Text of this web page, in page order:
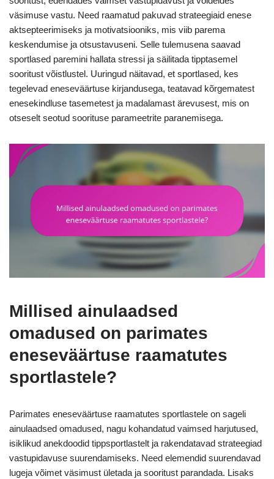
väsimuse vastu. Need raamatud pakuvad strateegiaid enese
aktsepteerimiseks ja motivatsiooniks, mis viib parema
keskendumise ja otsustavuseni. Selle tulemusena saavad
sportlased paremini hallata stressi ja säilitada tipptasemel
sooritust võistlustel. Uuringud näitavad, et sportlased, kes
tegelevad eneseväärtuse kirjandusega, teatavad kõrgematest
enesekindluse tasemetest ja madalamast ärevusest, mis on
otseselt seotud soorituse parameetrite paranemisega.
Millised ainulaadsed
omadused on parimates
eneseväärtuse raamatutes
sportlastele?
Parimates eneseväärtuse raamatutes sportlastele on sageli
ainulaadsed omadused, nagu kohandatud vaimsed harjutused,
isiklikud anekdoodid tippsportlastelt ja rakendatavad strateegiad
vastupidavuse suurendamiseks. Need elemendid suurendavad
lugeja võimet väsimust ületada ja sooritust parandada. Lisaks